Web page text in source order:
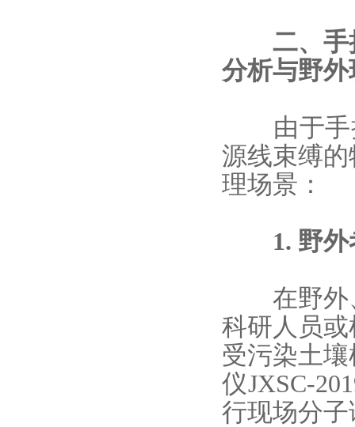
二、 手
分析与野
由于
源线束缚
理场景：
1. 野外考
在野外、
科研人员
受污染土
仪JXSC-
行现场分